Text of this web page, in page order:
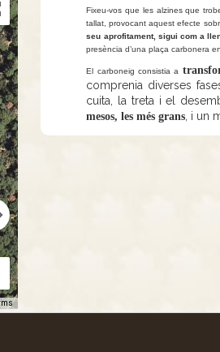
Fixeu-vos que les alzines que
tallat, provocant aquest efecte
seu aprofitament, sigui com a
presència d’una plaça carbonera
El carboneig consistia a
comprenia diverses
cuita, la treta i el
mesos, les més grans , i un